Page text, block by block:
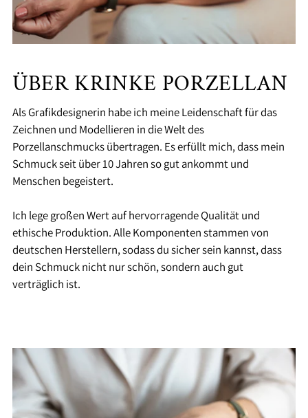
ÜBER KRINKE PORZELLAN
Als Grafikdesignerin habe ich meine Leidenschaft für das
Zeichnen und Modellieren in die Welt des
Porzellanschmucks übertragen. Es erfüllt mich, dass mein
Schmuck seit über 10 Jahren so gut ankommt und
Menschen begeistert.
Ich lege großen Wert auf hervorragende Qualität und
ethische Produktion. Alle Komponenten stammen von
deutschen Herstellern, sodass du sicher sein kannst, dass
dein Schmuck nicht nur schön, sondern auch gut
verträglich ist.